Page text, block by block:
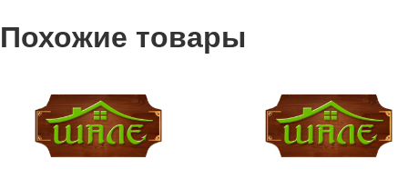
Похожие товары